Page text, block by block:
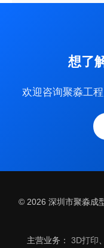
想了
欢迎咨询聚淼工
© 2026 深圳市聚淼成
主营业务： 3D打印